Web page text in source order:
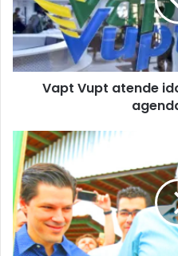
Vapt Vupt atende